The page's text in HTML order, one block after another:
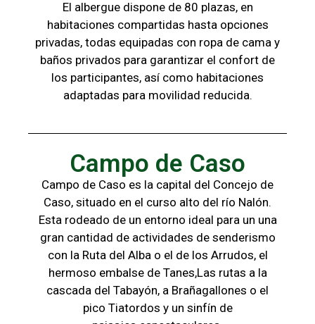
El albergue dispone de 80 plazas, en
habitaciones compartidas hasta opciones
privadas, todas equipadas con ropa de cama y
baños privados para garantizar el confort de
los participantes, así como habitaciones
adaptadas para movilidad reducida.
Campo de Caso
Campo de Caso es la capital del Concejo de
Caso, situado en el curso alto del río Nalón.
Esta rodeado de un entorno ideal para un una
gran cantidad de actividades de senderismo
con la Ruta del Alba o el de los Arrudos, el
hermoso embalse de Tanes,Las rutas a la
cascada del Tabayón, a Brañagallones o el
pico Tiatordos y un sinfín de